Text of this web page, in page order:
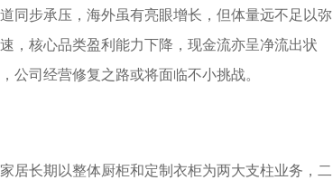
同步承压，海外虽有亮眼增长，但体量远不足以弥
，核心品类盈利能力下降，现金流亦呈净流出状
公司经营修复之路或将面临不小挑战。
居长期以整体厨柜和定制衣柜为两大支柱业务，二